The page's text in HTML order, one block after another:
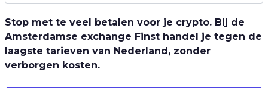
Stop met te veel betalen voor je crypto. Bij de
Amsterdamse exchange Finst handel je tegen de
laagste tarieven van Nederland, zonder
verborgen kosten.